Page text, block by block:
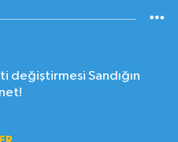
değiştirmesi Sandığın